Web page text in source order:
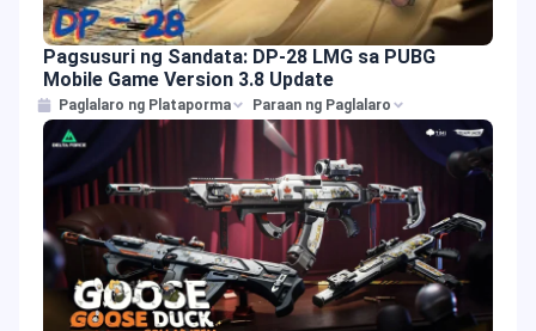
Pagsusuri ng Sandata: DP-28 LMG sa PUBG
Mobile Game Version 3.8 Update
Paglalaro ng Plataporma Paraan ng Paglalaro